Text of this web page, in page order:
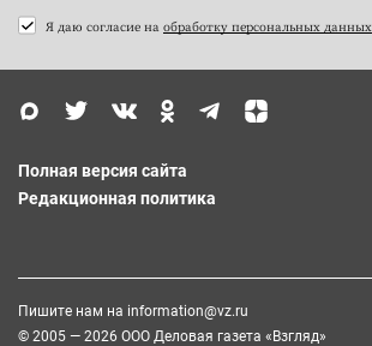
Я даю согласие на обработку персональных данных
Полная версия сайта
Редакционная политика
Пишите нам на information@vz.ru
© 2005 — 2026 ООО Деловая газета «Взгляд»